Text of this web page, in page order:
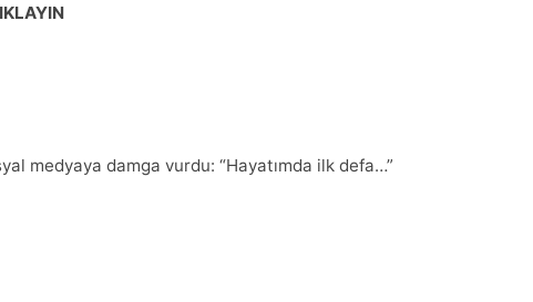
medyaya damga vurdu: “Hayatımda ilk defa…”